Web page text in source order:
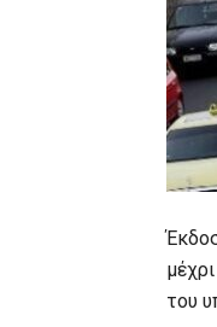
του